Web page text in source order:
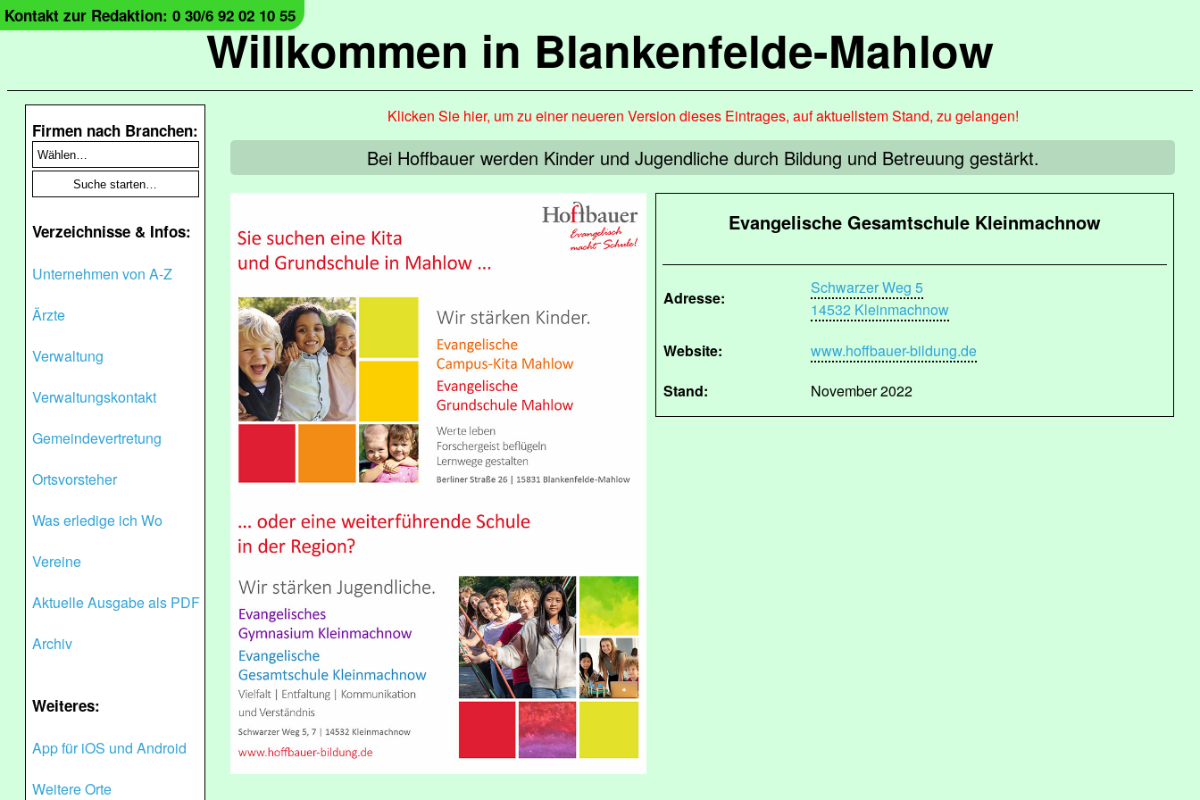
Willkommen in Blankenfelde-Mahlow
Kontakt zur Redaktion: 0 30/6 92 02 10 55
Firmen nach Branchen:
Verzeichnisse & Infos:
Unternehmen von A-Z
Ärzte
Verwaltung
Verwaltungskontakt
Gemeindevertretung
Ortsvorsteher
Was erledige ich Wo
Vereine
Aktuelle Ausgabe als PDF
Archiv
Weiteres:
App für iOS und Android
Weitere Orte
Klicken Sie hier, um zu einer neueren Version dieses Eintrages, auf aktuellstem Stand, zu gelangen!
Bei Hoffbauer werden Kinder und Jugendliche durch Bildung und Betreuung gestärkt.
Evangelische Gesamtschule Kleinmachnow
Adresse:
Schwarzer Weg 5
14532 Kleinmachnow
Website:
www.hoffbauer-bildung.de
Stand:
November 2022